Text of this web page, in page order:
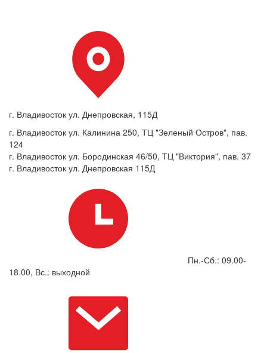
г. Владивосток ул. Днепровская, 115Д
г. Владивосток ул. Калинина 250, ТЦ "Зеленый Остров", пав.
124
г. Владивосток ул. Бородинская 46/50, ТЦ "Виктория", пав. 37
г. Владивосток ул. Днепровская 115Д
Пн.-Сб.: 09.00-
18.00, Вс.: выходной